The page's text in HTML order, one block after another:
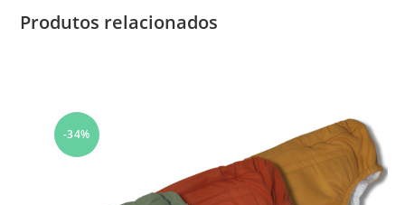
Produtos relacionados
-34%